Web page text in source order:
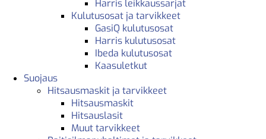
Harris leikkaussarjat
Kulutusosat ja tarvikkeet
GasiQ kulutusosat
Harris kulutusosat
Ibeda kulutusosat
Kaasuletkut
Suojaus
Hitsausmaskit ja tarvikkeet
Hitsausmaskit
Hitsauslasit
Muut tarvikkeet